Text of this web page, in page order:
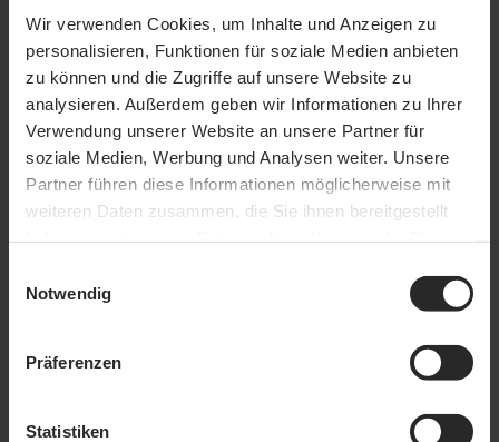
Wir verwenden Cookies, um Inhalte und Anzeigen zu
personalisieren, Funktionen für soziale Medien anbieten
zu können und die Zugriffe auf unsere Website zu
analysieren. Außerdem geben wir Informationen zu Ihrer
Verwendung unserer Website an unsere Partner für
soziale Medien, Werbung und Analysen weiter. Unsere
Partner führen diese Informationen möglicherweise mit
weiteren Daten zusammen, die Sie ihnen bereitgestellt
Notwendig
Präferenzen
Statistiken
überprüft werden?Welche Gefährdunge…Mehr
Weiter einkaufen
Kursinhalte
Welche unterschiedlichen Betriebsmittel gibt es?
Wie oft müssen die E-Anlagen überprüft werden?
Welche Gefährdungen im Umgang mit E-Anlagen gibt
es?
ca. 15 Minuten.
Nach erfolgreicher Prüfung erhalten Sie ein Zertifikat.
Branche: